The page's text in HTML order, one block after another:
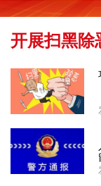
开展扫黑除